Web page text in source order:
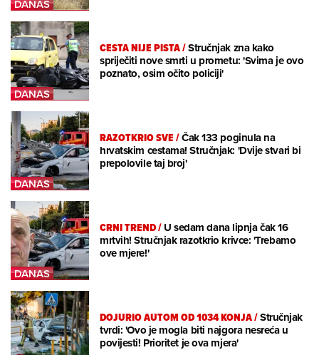
CESTA NIJE PISTA/Stručnjak zna kako
spriječiti nove smrti u prometu: 'Svima je ovo
poznato, osim očito policiji'
RAZOTKRIO SVE/Čak 133 poginula na
hrvatskim cestama! Stručnjak: 'Dvije stvari bi
prepolovile taj broj'
CRNI TREND/U sedam dana lipnja čak 16
mrtvih! Stručnjak razotkrio krivce: 'Trebamo
ove mjere!'
DOJURIO AUTOM OD 1034 KONJA/Stručnjak
tvrdi: 'Ovo je mogla biti najgora nesreća u
povijesti! Prioritet je ova mjera'